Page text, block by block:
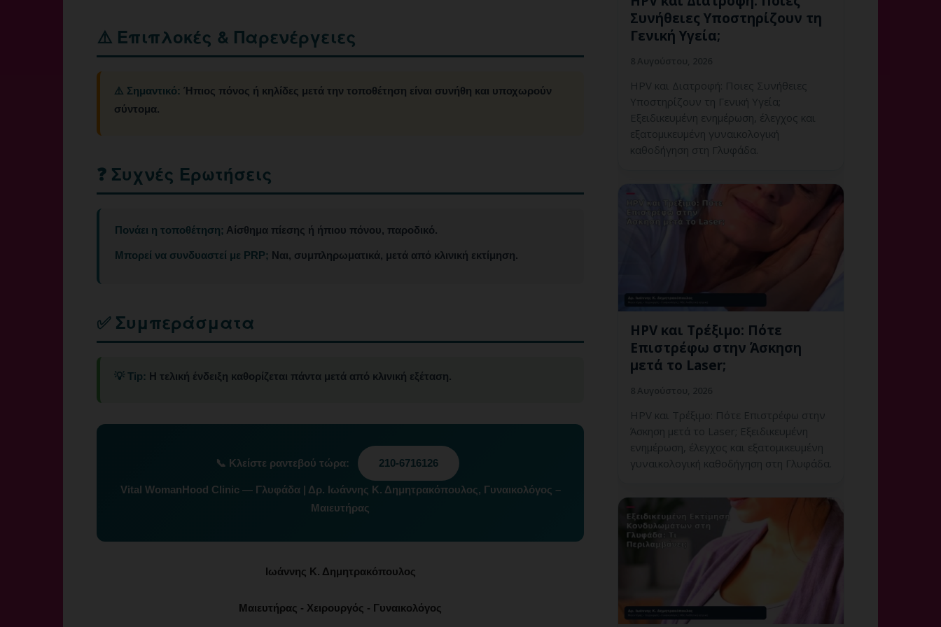
⚠️ Επιπλοκές & Παρενέργειες
⚠️ Σημαντικό: Ήπιος πόνος ή κηλίδες μετά την τοποθέτηση είναι συνήθη και υποχωρούν
σύντομα.
❓ Συχνές Ερωτήσεις
Πονάει η τοποθέτηση; Αίσθημα πίεσης ή ήπιου πόνου, παροδικό.
Μπορεί να συνδυαστεί με PRP; Ναι, συμπληρωματικά, μετά από κλινική εκτίμηση.
✅ Συμπεράσματα
💡 Tip: Η τελική ένδειξη καθορίζεται πάντα μετά από κλινική εξέταση.
📞 Κλείστε ραντεβού τώρα: 210-6716126
Vital WomanHood Clinic — Γλυφάδα | Δρ. Ιωάννης Κ. Δημητρακόπουλος, Γυναικολόγος –
Μαιευτήρας
Ιωάννης Κ. Δημητρακόπουλος
Μαιευτήρας - Χειρουργός - Γυναικολόγος
Συνήθειες Υποστηρίζουν τη
Γενική Υγεία;
HPV και Διατροφή: Ποιες Συνήθειες
Υποστηρίζουν τη Γενική Υγεία;
Εξειδικευμένη ενημέρωση, έλεγχος και
εξατομικευμένη γυναικολογική
καθοδήγηση στη Γλυφάδα.
HPV και Τρέξιμο: Πότε
Επιστρέφω στην Άσκηση
μετά το Laser;
HPV και Τρέξιμο: Πότε Επιστρέφω στην
Άσκηση μετά το Laser; Εξειδικευμένη
ενημέρωση, έλεγχος και εξατομικευμένη
γυναικολογική καθοδήγηση στη Γλυφάδα.